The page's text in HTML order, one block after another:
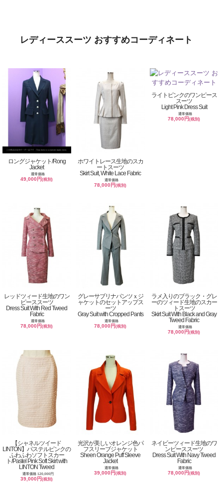
レディーススーツ おすすめコーディネート
ロングジャケット/Rong
Jacket
通常価格
49,000円(税別)
ホワイトレース生地のスカ
ートスーツ
Skirt Suit, White Lace Fabric
通常価格
78,000円(税別)
ライトピンクのワンピース
スーツ
Light Pink Dress Suit
通常価格
78,000円(税別)
レッドツィード生地のワン
ピーススーツ
Dress Suit With Red Tweed
Fabric
通常価格
78,000円(税別)
グレーサブリナパンツｘジ
ャケットのセットアップス
ーツ
Gray Suit with Cropped Pants
通常価格
78,000円(税別)
ラメ入りのブラック・グレ
ーのツィード生地のスカー
トスーツ
Skirt Suit With Black and Gray
Tweed Fabric
通常価格
78,000円(税別)
【シャネルツイード
LINTON】パステルピンクの
ふわふわソフトスカー
ト/Pastel Pink Soft Skirt with
LINTON Tweed
通常価格 120,000円
39,000円(税別)
光沢が美しいオレンジ色パ
フスリーブジャケット
Sheen Orange Puff Sleeve
Jacket
通常価格
39,000円(税別)
ネイビーツィード生地のワ
ンピーススーツ
Dress Suit With Navy Tweed
Fabric
通常価格
78,000円(税別)